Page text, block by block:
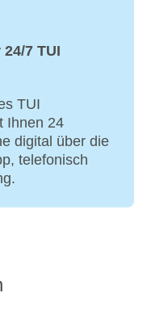
7 TUI
TUI
Ihnen 24
digital über die
telefonisch